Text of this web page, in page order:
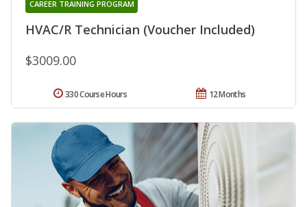
HVAC/R Technician (Voucher Included)
CAREER TRAINING PROGRAM
$3009.00
12 Months
330 Course Hours